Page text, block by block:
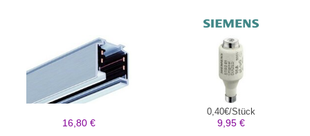
16,80 €
0,40€/Stück
9,95 €